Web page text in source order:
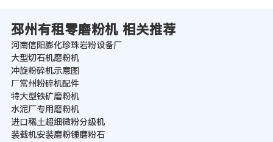
邳州有租零磨粉机 相关推荐
河南信阳膨化珍珠岩粉设备厂
大型切石机磨粉机
冲旋粉碎机示意图
厂常州粉碎机配件
特大型铁矿磨粉机
水泥厂专用磨粉机
进口稀土超细微粉分级机
装载机安装磨粉锤磨粉石